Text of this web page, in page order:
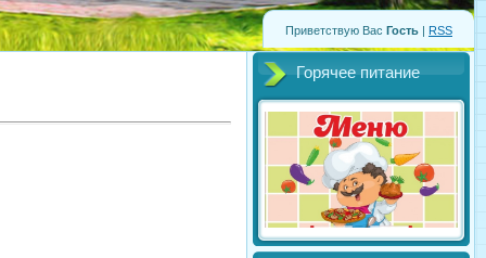
Приветствую Вас Гость | RSS
Горячее питание